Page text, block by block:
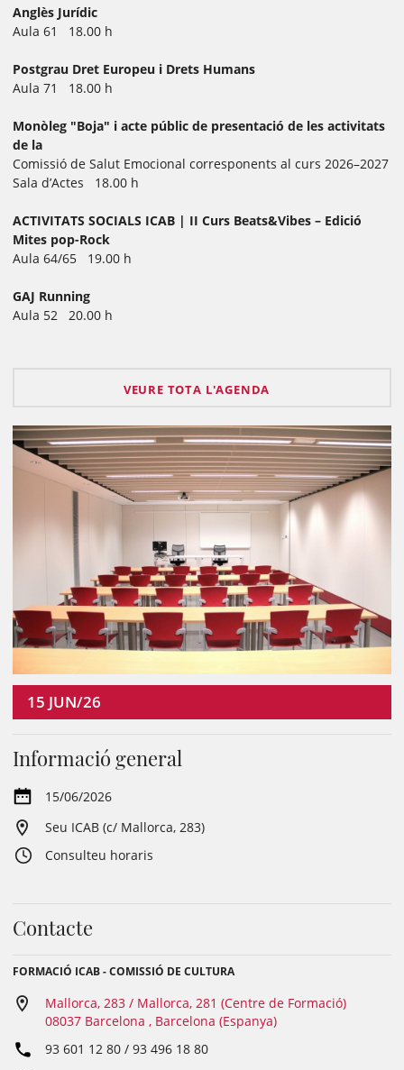
Anglès Jurídic
Aula 61 18.00 h
Postgrau Dret Europeu i Drets Humans
Aula 71 18.00 h
Monòleg "Boja" i acte públic de presentació de les activitats
de la
Comissió de Salut Emocional corresponents al curs 2026–2027
Sala d’Actes 18.00 h
ACTIVITATS SOCIALS ICAB | II Curs Beats&Vibes – Edició
Mites pop-Rock
Aula 64/65 19.00 h
GAJ Running
Aula 52 20.00 h
VEURE TOTA L'AGENDA
15 JUN/26
Informació general
15/06/2026
Seu ICAB (c/ Mallorca, 283)
Consulteu horaris
Contacte
FORMACIÓ ICAB - COMISSIÓ DE CULTURA
Mallorca, 283 / Mallorca, 281 (Centre de Formació)
08037 Barcelona , Barcelona (Espanya)
93 601 12 80 / 93 496 18 80